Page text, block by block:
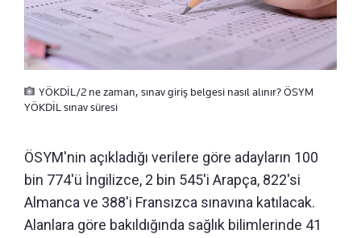
YÖKDİL/2 ne zaman, sınav giriş belgesi nasıl alınır? ÖSYM
YÖKDİL sınav süresi
ÖSYM'nin açıkladığı verilere göre adayların 100
bin 774'ü İngilizce, 2 bin 545'i Arapça, 822'si
Almanca ve 388'i Fransızca sınavına katılacak.
Alanlara göre bakıldığında sağlık bilimlerinde 41